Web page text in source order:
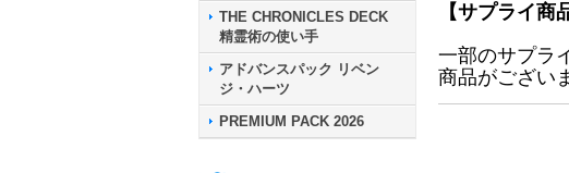
THE CHRONICLES DECK
精霊術の使い手
アドバンスパック リベン
ジ・ハーツ
PREMIUM PACK 2026
【サプライ商
一部のサプラ
商品がござい